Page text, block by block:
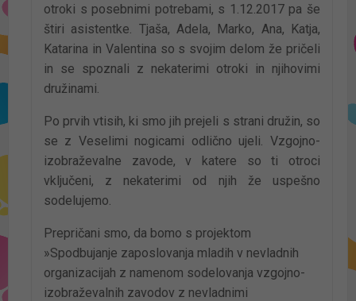
otroki s posebnimi potrebami, s 1.12.2017 pa še
štiri asistentke. Tjaša, Adela, Marko, Ana, Katja,
Katarina in Valentina so s svojim delom že pričeli
in se spoznali z nekaterimi otroki in njihovimi
družinami.
Po prvih vtisih, ki smo jih prejeli s strani družin, so
se z Veselimi nogicami odlično ujeli. Vzgojno-
izobraževalne zavode, v katere so ti otroci
vključeni, z nekaterimi od njih že uspešno
sodelujemo.
Prepričani smo, da bomo s projektom
»Spodbujanje zaposlovanja mladih v nevladnih
organizacijah z namenom sodelovanja vzgojno-
izobraževalnih zavodov z nevladnimi